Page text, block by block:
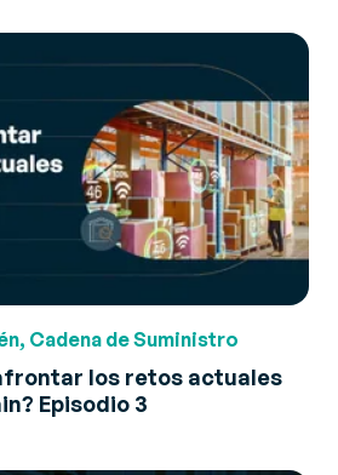
Cadena de Suministro
los retos actuales
Episodio 3